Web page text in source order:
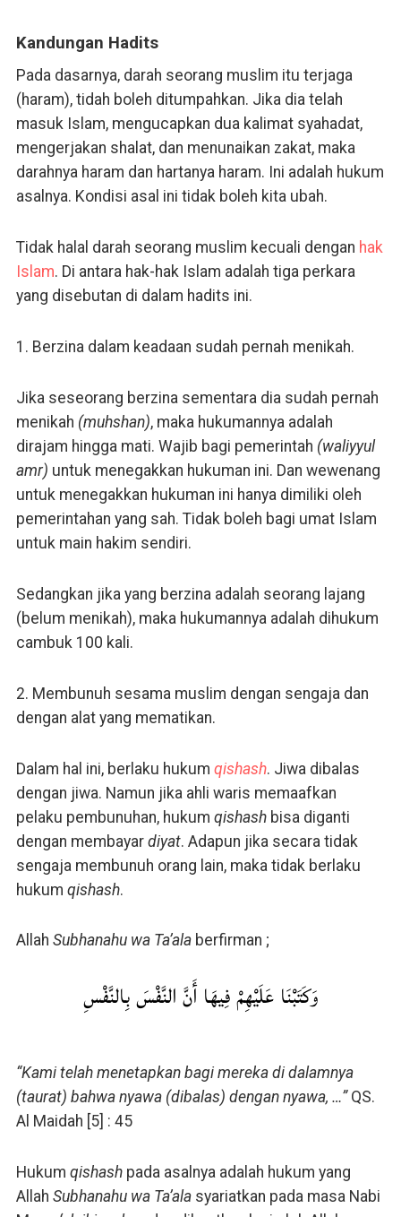
Kandungan Hadits
Pada dasarnya, darah seorang muslim itu terjaga
(haram), tidah boleh ditumpahkan. Jika dia telah
masuk Islam, mengucapkan dua kalimat syahadat,
mengerjakan shalat, dan menunaikan zakat, maka
darahnya haram dan hartanya haram. Ini adalah hukum
asalnya. Kondisi asal ini tidak boleh kita ubah.
Tidak halal darah seorang muslim kecuali dengan hak
Islam. Di antara hak-hak Islam adalah tiga perkara
yang disebutan di dalam hadits ini.
1. Berzina dalam keadaan sudah pernah menikah.
Jika seseorang berzina sementara dia sudah pernah
menikah (muhshan), maka hukumannya adalah
dirajam hingga mati. Wajib bagi pemerintah (waliyyul
amr) untuk menegakkan hukuman ini. Dan wewenang
untuk menegakkan hukuman ini hanya dimiliki oleh
pemerintahan yang sah. Tidak boleh bagi umat Islam
untuk main hakim sendiri.
Sedangkan jika yang berzina adalah seorang lajang
(belum menikah), maka hukumannya adalah dihukum
cambuk 100 kali.
2. Membunuh sesama muslim dengan sengaja dan
dengan alat yang mematikan.
Dalam hal ini, berlaku hukum qishash. Jiwa dibalas
dengan jiwa. Namun jika ahli waris memaafkan
pelaku pembunuhan, hukum qishashbisa diganti
dengan membayar diyat. Adapun jika secara tidak
sengaja membunuh orang lain, maka tidak berlaku
hukum qishash.
Allah Subhanahu wa Ta’alaberfirman ;
وَكَتَبْنَا عَلَيْهِمْ فِيهَا أَنَّ النَّفْسَ بِالنَّفْسِ
“Kami telah menetapkan bagi mereka di dalamnya
(taurat) bahwa nyawa (dibalas) dengan nyawa, …”QS.
Al Maidah [5] : 45
Hukum qishashpada asalnya adalah hukum yang
Allah Subhanahu wa Ta’alasyariatkan pada masa Nabi